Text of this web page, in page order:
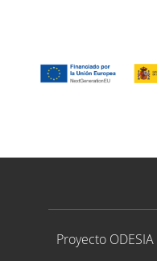
Proyecto ODESIA
Proyecto ODESIA